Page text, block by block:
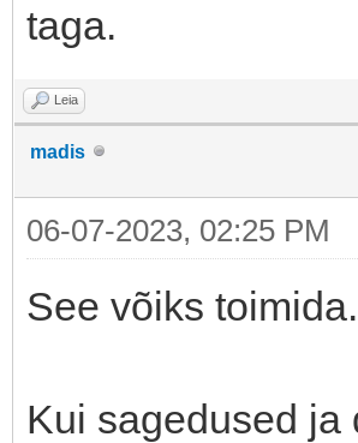
taga.
Leia
madis
06-07-2023, 02:25 PM
See võiks toimida.
Kui sagedused ja